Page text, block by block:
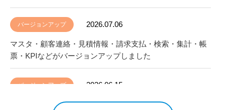
バージョンアップ 2026.07.06
マスタ・顧客連絡・見積情報・請求支払・検索・集計・帳
票・KPIなどがバージョンアップしました
バージョンアップ 2026.06.15
ホーム・案件情報・見積情報・設備情報・Googleドライ